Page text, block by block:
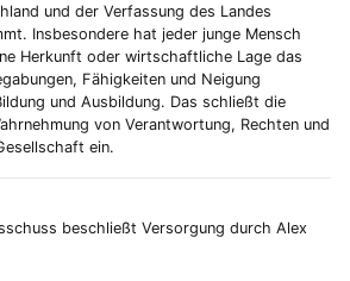
und der Verfassung des Landes
Insbesondere hat jeder junge Mensch
Herkunft oder wirtschaftliche Lage das
Fähigkeiten und Neigung
und Ausbildung. Das schließt die
von Verantwortung, Rechten und
ein.
beschließt Versorgung durch Alex